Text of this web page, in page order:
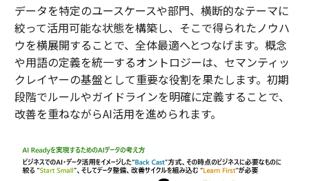
データを特定のユースケースや部門、横断的なテーマに
絞って活用可能な状態を構築し、そこで得られたノウハ
ウを横展開することで、全体最適へとつなげます。概念
や用語の定義を統一するオントロジーは、セマンティッ
クレイヤーの基盤として重要な役割を果たします。初期
段階でルールやガイドラインを明確に定義することで、
改善を重ねながらAI活用を進められます。